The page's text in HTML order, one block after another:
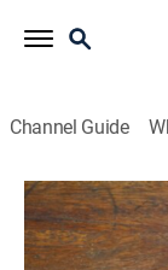
Channel Guide
Sabor de
S2026